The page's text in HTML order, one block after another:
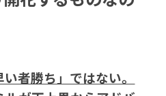
者勝ち」ではない。